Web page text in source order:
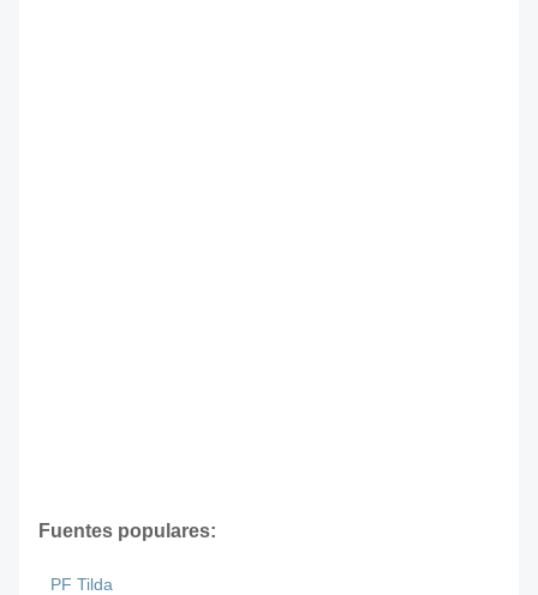
Fuentes populares:
PF Tilda